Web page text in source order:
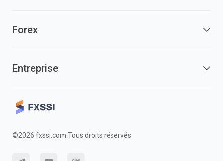
Forex
Entreprise
©2026 fxssi.com Tous droits réservés